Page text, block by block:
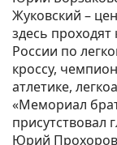
Жуковский –
здесь
России по
кроссу,
атлетике,
«Мемориал
присутствовал
Юрий